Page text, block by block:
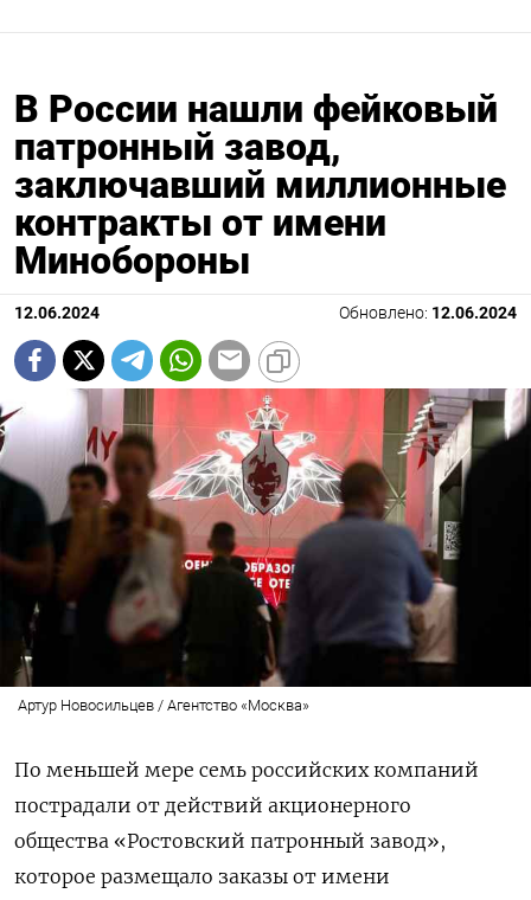
В России нашли фейковый
патронный завод,
заключавший миллионные
контракты от имени
Минобороны
12.06.2024 Обновлено: 12.06.2024
Артур Новосильцев / Агентство «Москва»
По меньшей мере семь российских компаний
пострадали от действий акционерного
общества «Ростовский патронный завод»,
которое размещало заказы от имени